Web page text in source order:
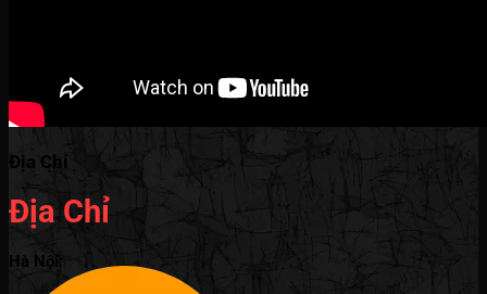
Địa Chỉ
Địa Chỉ
Hà Nội: